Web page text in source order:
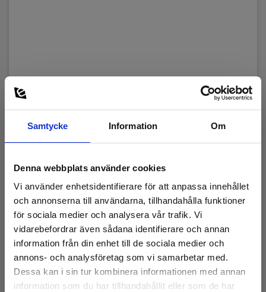
Samtycke Information Om
Denna webbplats använder cookies
Vi använder enhetsidentifierare för att anpassa innehållet
och annonserna till användarna, tillhandahålla funktioner
för sociala medier och analysera vår trafik. Vi
vidarebefordrar även sådana identifierare och annan
information från din enhet till de sociala medier och
annons- och analysföretag som vi samarbetar med.
Dessa kan i sin tur kombinera informationen med annan
information som du har tillhandahållit eller som de har
Interface:
+/- 0,25%
10,000µ-19,9999Ω;
Resistans upplösning:
Nettovikt:
Krokodilklämma - Typ 5066, ø32mm tångvidd-
Röd